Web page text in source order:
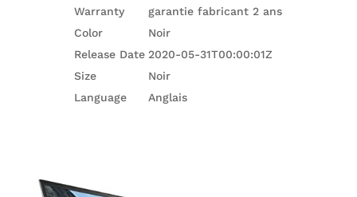
Warranty
garantie fabricant 2 ans
Color
Noir
Release Date 2020-05-31T00:00:01Z
Size
Noir
Language
Anglais